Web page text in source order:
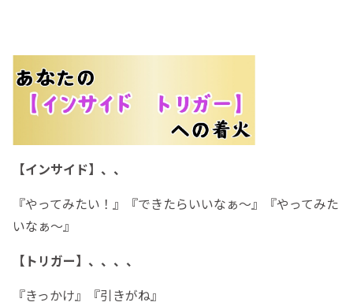
【インサイド】、、
『やってみたい！』『できたらいいなぁ〜』『やってみた
いなぁ〜』
【トリガー】、、、、
『きっかけ』『引きがね』